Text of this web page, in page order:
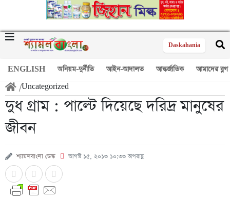
Daskahania
ENGLISH অনিয়ম-দুর্নীতি আইন-আদালত আন্তর্জাতিক আমাদের ব্লগ
/Uncategorized
দুধ গ্রাম : পাল্টে দিয়েছে দরিদ্র মানুষের
জীবন
শ্যামলবাংলা ডেস্ক আগস্ট ১৫, ২০১৩ ১০:৩৩ অপরাহ্ণ